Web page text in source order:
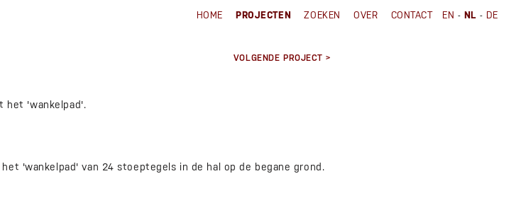
HOME PROJECTEN ZOEKEN OVER CONTACT EN - NL - DE
VOLGENDE PROJECT >
het 'wankelpad'.
het 'wankelpad' van 24 stoeptegels in de hal op de begane grond.